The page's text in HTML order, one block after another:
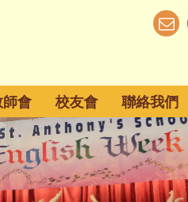
師會 校友會 聯絡我們